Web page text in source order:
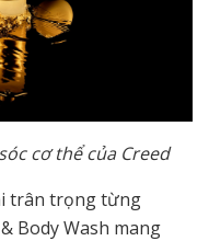
cơ thể của Creed
trân trọng từng
Body Wash mang